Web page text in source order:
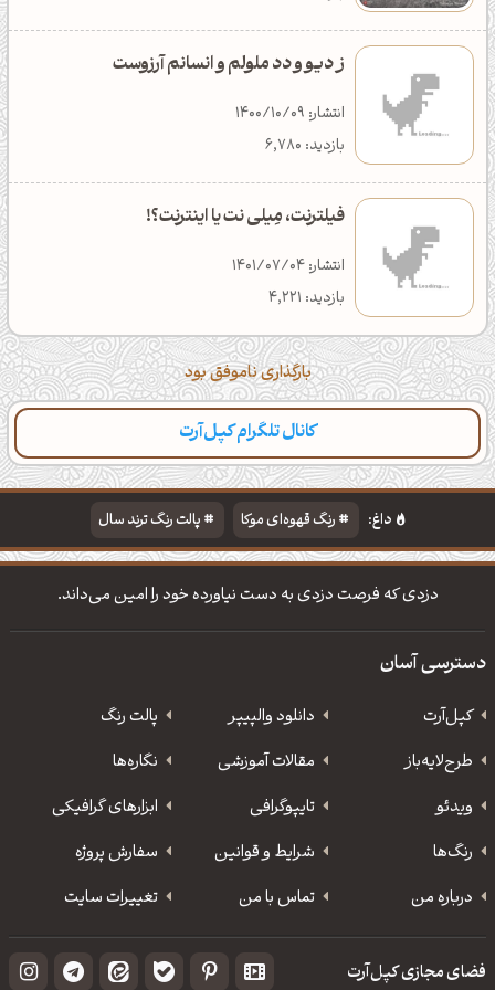
ز دیو و دد ملولم و انسانم آرزوست
انتشار: 1400/10/09
بازدید: 6,780
فیلترنت، مِیلی نت یا اینترنت؟!
انتشار: 1401/07/04
بازدید: 4,221
بارگذاری ناموفق بود
کانال تلگرام کپل‌آرت
داغ: رنگ قهوه‌ای موکا
پالت رنگ ترند سال
دانلود والپیپر مذهبی
تایپوگرافی شعر مولانا
دزدی که فرصت دزدی به دست نیاورده خود را امین می‌داند.
دسترسی آسان
کپل‌آرت دانلود‌ والپیپر
پالت رنگ
طرح‌لایه‌باز
مقالات آموزشی
نگاره‌ها
ویدئو
‌تایپوگرافی
ابزارهای گرافیکی
رنگ‌ها
شرایط و قوانین
سفارش پروژه
درباره من
تماس با من تغییرات سایت
فضای مجازی کپل‌آرت